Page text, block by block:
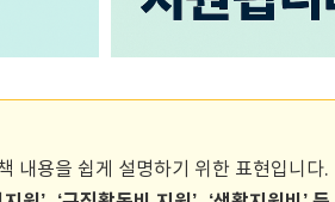
내용을 쉽게 설명하기 위한 표현입니다.